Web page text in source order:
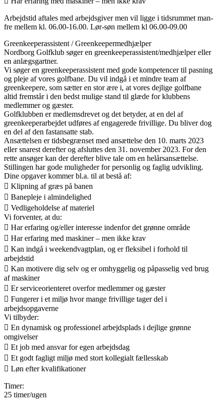
Arbejdstid aftales med arbejdsgiver men vil ligge i tidsrummet man-
fre mellem kl. 06.00-16.00. Lør-søn mellem kl 06.00-09.00
Greenkeeperassistent / Greenkeepermedhjælper
Nordborg Golfklub søger en greenkeeperassistent/medhjælper eller
en anlægsgartner.
Vi søger en greenkeeperassistent med gode kompetencer til pasning
og pleje af vores golfbane. Du vil indgå i et mindre team af
greenkeepere, som sætter en stor ære i, at vores dejlige golfbane
altid fremstår i den bedst mulige stand til glæde for klubbens
medlemmer og gæster.
Golfklubben er medlemsdrevet og det betyder, at en del af
greenkeeperarbejdet udføres af engagerede frivillige. Du bliver dog
en del af den fastansatte stab.
Ansættelsen er tidsbegrænset med ansættelse den 10. marts 2023
eller snarest derefter og afsluttes den 31. november 2023. For den
rette ansøger kan der derefter blive tale om en helårsansættelse.
Stillingen har gode muligheder for personlig og faglig udvikling.
Dine opgaver kommer bl.a. til at bestå af:
 Klipning af græs på banen
 Banepleje i almindelighed
 Vedligeholdelse af materiel
Vi forventer, at du:
 Har erfaring og/eller interesse indenfor det grønne område
 Har erfaring med maskiner – men ikke krav
 Kan indgå i weekendvagtplan, og er fleksibel i forhold til
arbejdstid
 Kan motivere dig selv og er omhyggelig og påpasselig ved brug
af maskiner
 Er serviceorienteret overfor medlemmer og gæster
 Fungerer i et miljø hvor mange frivillige tager del i
arbejdsopgaverne
Vi tilbyder:
 En dynamisk og professionel arbejdsplads i dejlige grønne
omgivelser
 Et job med ansvar for egen arbejdsdag
 Et godt fagligt miljø med stort kollegialt fællesskab
 Løn efter kvalifikationer
Timer:
25 timer/ugen